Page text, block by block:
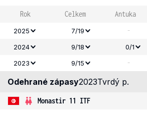
Rok Celkem Antuka
2025 7/19 -
2024
9/18 0/1
2023
9/15 -
Odehrané zápasy2023Tvrdý p.
Monastir 11 ITF